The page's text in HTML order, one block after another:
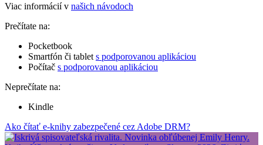
Viac informácií v našich návodoch
Prečítate na:
Pocketbook
Smartfón či tablet s podporovanou aplikáciou
Počítač s podporovanou aplikáciou
Neprečítate na:
Kindle
Ako čítať e-knihy zabezpečené cez Adobe DRM?